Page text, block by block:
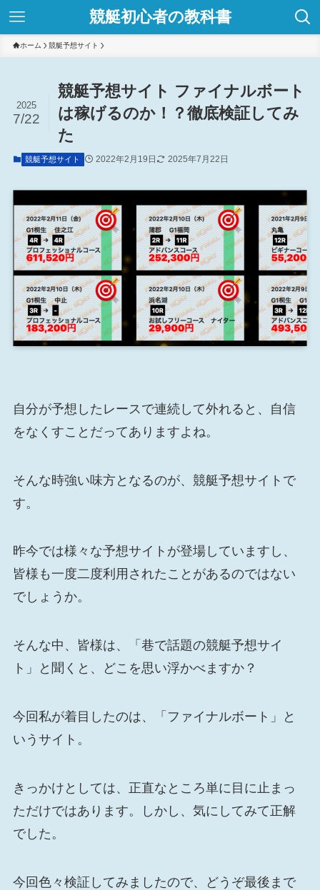
競艇初心者の教科書
ホーム 競艇予想サイト
競艇予想サイト ファイナルボート
は稼げるのか！？徹底検証してみ
た
2025
7/22
競艇予想サイト 2022年2月19日 2025年7月22日
自分が予想したレースで連続して外れると、自信
をなくすことだってありますよね。
そんな時強い味方となるのが、競艇予想サイトで
す。
昨今では様々な予想サイトが登場していますし、
皆様も一度二度利用されたことがあるのではない
でしょうか。
そんな中、皆様は、「巷で話題の競艇予想サイ
ト」と聞くと、どこを思い浮かべますか？
今回私が着目したのは、「ファイナルボート」と
いうサイト。
きっかけとしては、正直なところ単に目に止まっ
ただけではあります。しかし、気にしてみて正解
でした。
今回色々検証してみましたので、どうぞ最後まで